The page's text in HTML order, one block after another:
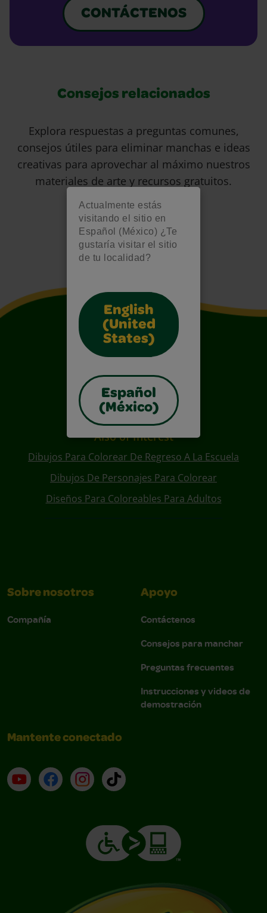
Actualmente estás
visitando el sitio en
Español (México) ¿Te
gustaría visitar el sitio
de tu localidad?
English
(United
States)
Español
(México)
CONTÁCTENOS
Consejos relacionados
Explora respuestas a preguntas comunes,
consejos útiles para eliminar manchas e ideas
creativas para aprovechar al máximo nuestros
materiales de arte y recursos gratuitos.
Also of Interest
Dibujos Para Colorear De Regreso A La Escuela
Dibujos De Personajes Para Colorear
Diseños Para Coloreables Para Adultos
Sobre nosotros
Compañía
Apoyo
Contáctenos
Consejos para manchar
Preguntas frecuentes
Instrucciones y videos de
demostración
Mantente conectado
YouTube (en inglés)
Facebook (en inglés)
Instagram (en inglés)
TikTok